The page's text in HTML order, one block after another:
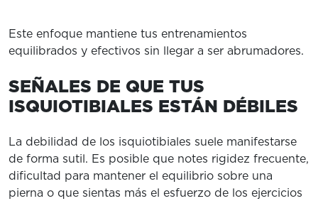
Este enfoque mantiene tus entrenamientos
equilibrados y efectivos sin llegar a ser abrumadores.
SEÑALES DE QUE TUS
ISQUIOTIBIALES ESTÁN DÉBILES
La debilidad de los isquiotibiales suele manifestarse
de forma sutil. Es posible que notes rigidez frecuente,
dificultad para mantener el equilibrio sobre una
pierna o que sientas más el esfuerzo de los ejercicios